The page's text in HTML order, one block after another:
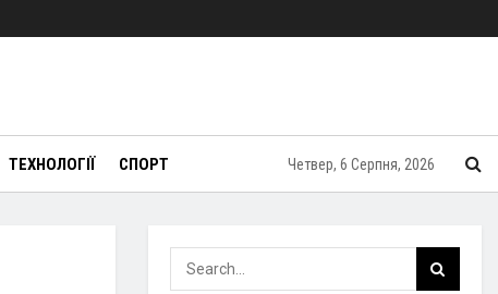
ТЕХНОЛОГІЇ СПОРТ Четвер, 6 Серпня, 2026